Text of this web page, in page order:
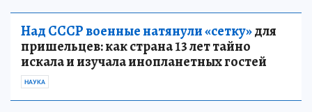
Над СССР военные натянули «сетку»для
пришельцев: как страна 13 лет тайно
искала и изучала инопланетных гостей
НАУКА